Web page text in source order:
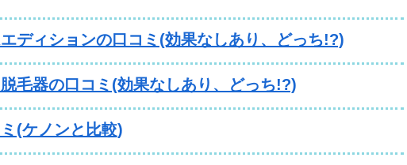
ディションの口コミ(効果なしあり、どっち!?)
毛器の口コミ(効果なしあり、どっち!?)
(ケノンと比較)